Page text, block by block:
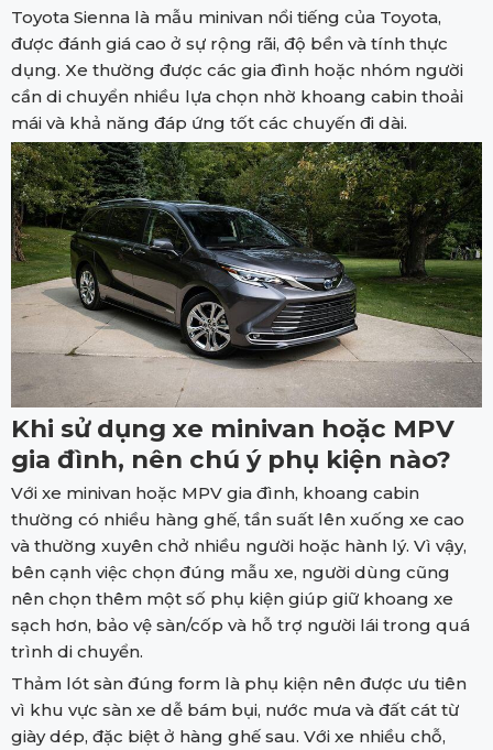
Toyota Sienna là mẫu minivan nổi tiếng của Toyota,
được đánh giá cao ở sự rộng rãi, độ bền và tính thực
dụng. Xe thường được các gia đình hoặc nhóm người
cần di chuyển nhiều lựa chọn nhờ khoang cabin thoải
mái và khả năng đáp ứng tốt các chuyến đi dài.
Khi sử dụng xe minivan hoặc MPV
gia đình, nên chú ý phụ kiện nào?
Với xe minivan hoặc MPV gia đình, khoang cabin
thường có nhiều hàng ghế, tần suất lên xuống xe cao
và thường xuyên chở nhiều người hoặc hành lý. Vì vậy,
bên cạnh việc chọn đúng mẫu xe, người dùng cũng
nên chọn thêm một số phụ kiện giúp giữ khoang xe
sạch hơn, bảo vệ sàn/cốp và hỗ trợ người lái trong quá
trình di chuyển.
Thảm lót sàn đúng form là phụ kiện nên được ưu tiên
vì khu vực sàn xe dễ bám bụi, nước mưa và đất cát từ
giày dép, đặc biệt ở hàng ghế sau. Với xe nhiều chỗ,